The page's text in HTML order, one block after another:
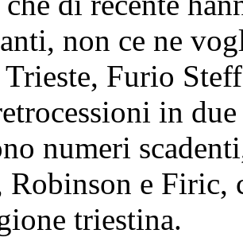
non ce ne
Furio
in
numeri
Robinson e Firic,
triestina.